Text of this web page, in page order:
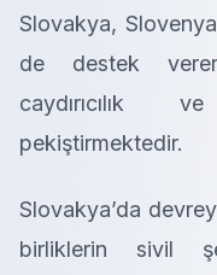
Slovakya,
de destek
caydırıcılık
pekiştirmektedir.
Slovakya’da
birliklerin sivil